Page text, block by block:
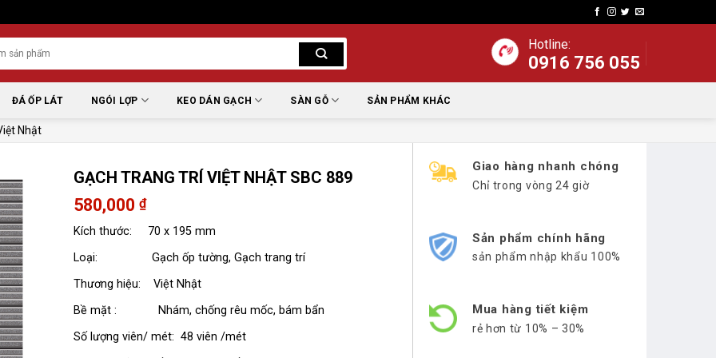
Hotline:
0916 756 055
ĐÁ ỐP LÁT NGÓI LỢP KEO DÁN GẠCH SÀN GỖ SẢN PHẨM KHÁC
Nhật
GẠCH TRANG TRÍ VIỆT NHẬT SBC 889
580,000₫
Kích thước: 70 x 195 mm
Loại: Gạch ốp tường, Gạch trang trí
Thương hiệu: Việt Nhật
Bề mặt : Nhám, chống rêu mốc, bám bẩn
Số lượng viên/ mét: 48 viên /mét
Giao hàng nhanh chóng
Chỉ trong vòng 24 giờ
Sản phẩm chính hãng
sản phẩm nhập khẩu 100%
Mua hàng tiết kiệm
rẻ hơn từ 10% – 30%